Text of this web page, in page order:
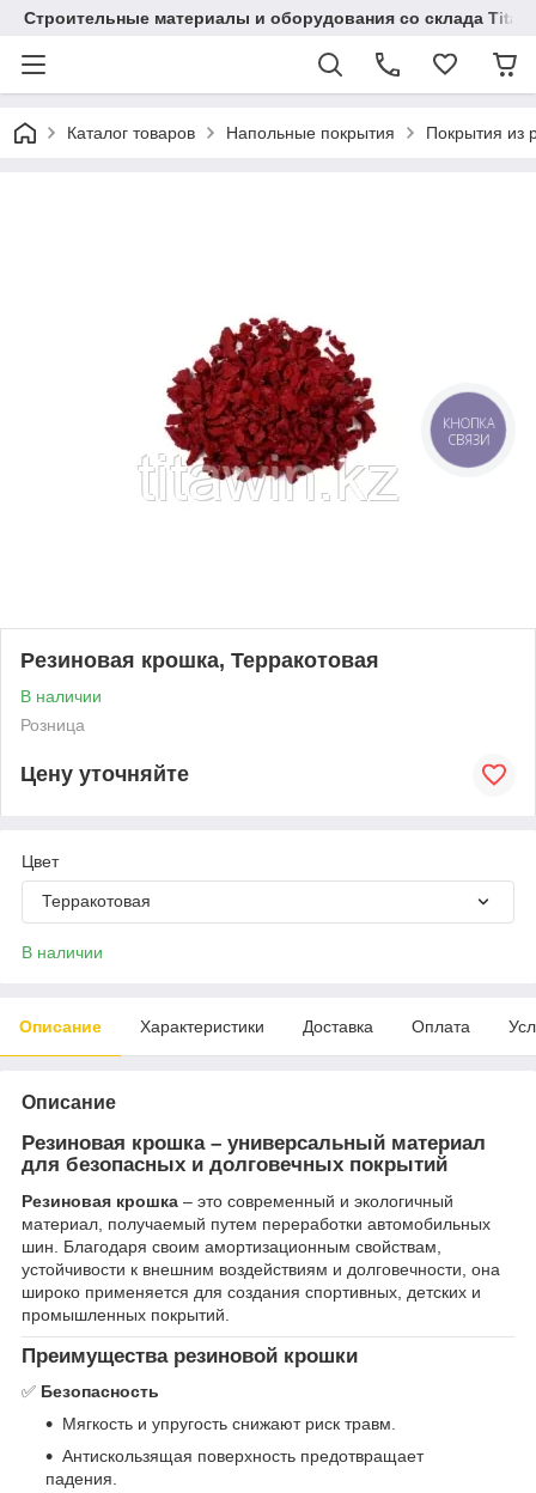
Строительные материалы и оборудования со склада
Каталог товаров Напольные покрытия Покрытия из
Резиновая крошка, Терракотовая
В наличии
Розница
Цену уточняйте
Цвет
Терракотовая
В наличии
Описание Характеристики Доставка Оплата
Описание
Резиновая крошка – универсальный материал
для безопасных и долговечных покрытий
Резиновая крошка – это современный и экологичный
материал, получаемый путем переработки автомобильных
шин. Благодаря своим амортизационным свойствам,
устойчивости к внешним воздействиям и долговечности, она
широко применяется для создания спортивных, детских и
промышленных покрытий.
Преимущества резиновой крошки
✅ Безопасность
Мягкость и упругость снижают риск травм.
Антискользящая поверхность предотвращает
падения.
КНОПКА
СВЯЗИ